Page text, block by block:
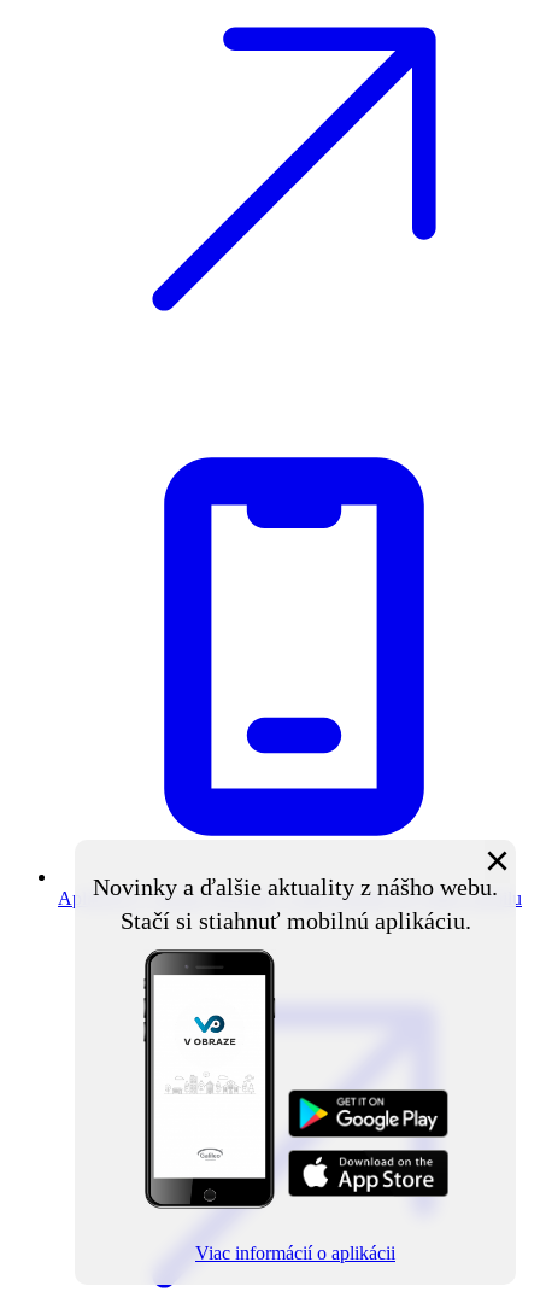
Aplikácia V obraze Novinky z obce priamo do vášho mobilu
Novinky a ďalšie aktuality z nášho webu.
Stačí si stiahnuť mobilnú aplikáciu.
×
Viac informácií o aplikácii